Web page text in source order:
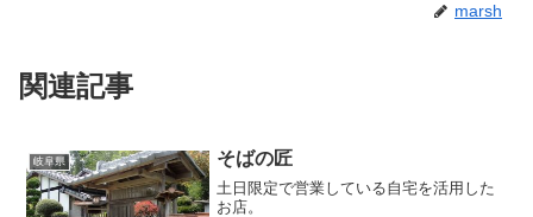
marsh
関連記事
岐阜県 そばの匠
土日限定で営業している自宅を活用した
お店。